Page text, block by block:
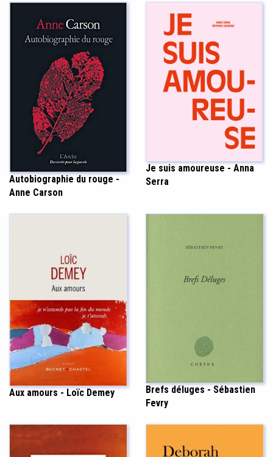
Autobiographie du rouge -
Anne Carson
Je suis amoureuse - Anna
Serra
Aux amours - Loïc Demey
Brefs déluges - Sébastien
Fevry